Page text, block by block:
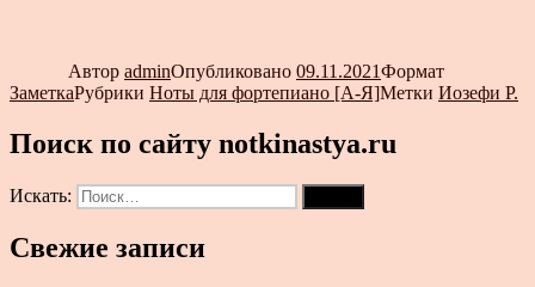
Автор adminОпубликовано 09.11.2021Формат
ЗаметкаРубрики Ноты для фортепиано [А-Я]Метки Иозефи Р.
Поиск по сайту notkinastya.ru
Искать:
Свежие записи